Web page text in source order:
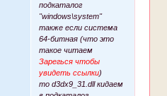
подкаталог
"windows\system"
также если система
64-битная (что это
такое читаем
Зарегься чтобы
увидеть ссылки)
то d3dx9_31.dll кидаем